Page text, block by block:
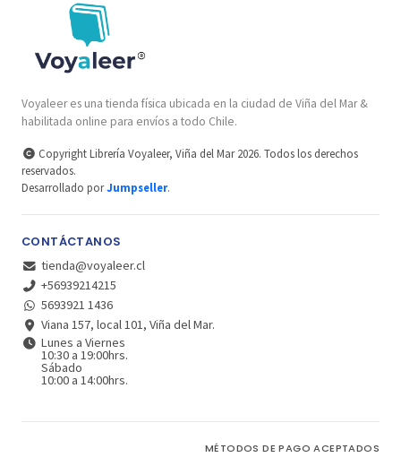
Voyaleer es una tienda física ubicada en la ciudad de Viña del Mar &
habilitada online para envíos a todo Chile.
Copyright Librería Voyaleer, Viña del Mar 2026. Todos los derechos
reservados.
Desarrollado porJumpseller.
CONTÁCTANOS
tienda@voyaleer.cl
+56939214215
5693921 1436
Viana 157, local 101, Viña del Mar.
Lunes a Viernes
10:30 a 19:00hrs.
Sábado
10:00 a 14:00hrs.
MÉTODOS DE PAGO ACEPTADOS